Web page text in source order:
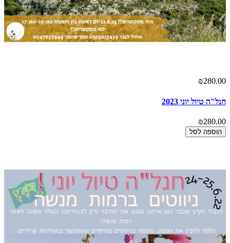
₪280.00
חנל"ה טיול יוני 2023
₪280.00
הוספה לסל